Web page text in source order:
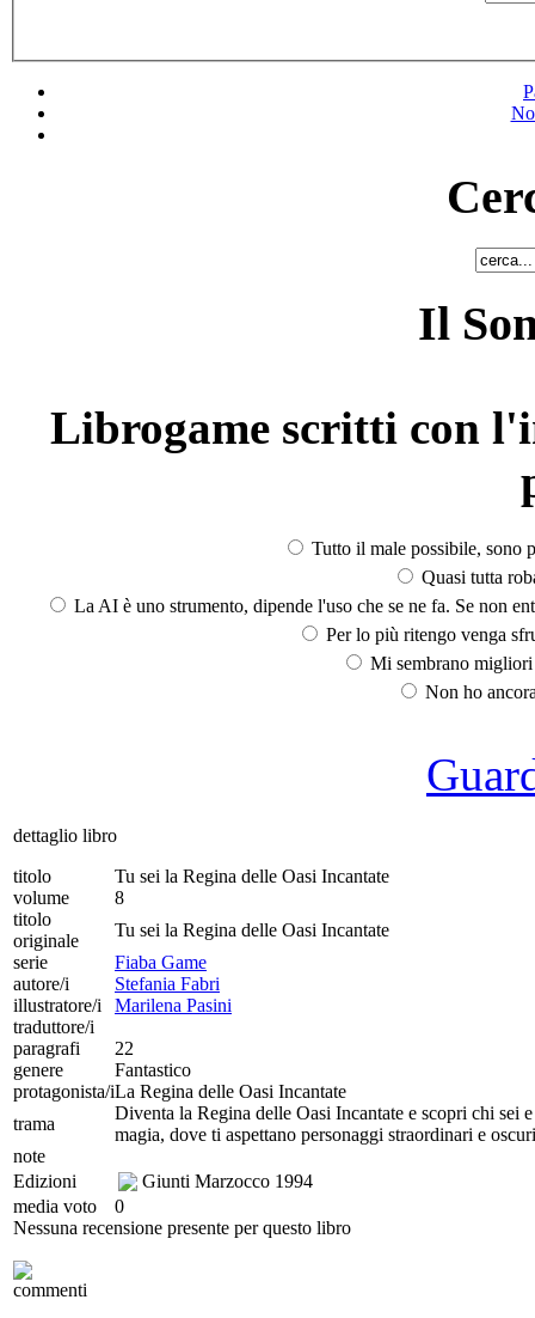
Il
Librogame scritti con
Tutto il male possibile, sono
Quasi tutta
La AI è uno strumento, dipende l'uso che se ne fa. Se non
Per lo più ritengo venga
Mi sembrano
Non ho
dettaglio libro
titolo
Tu sei la Regina delle Oasi Incantate
volume
8
titolo
originale
Tu sei la Regina delle Oasi Incantate
serie
Fiaba Game
autore/i
Stefania Fabri
illustratore/i
Marilena Pasini
traduttore/i
paragrafi
22
genere
Fantastico
protagonista/iLa Regina delle Oasi Incantate
trama
Diventa la Regina delle Oasi Incantate e scopri chi
magia, dove ti aspettano personaggi straordinari e
note
Edizioni
Giunti Marzocco 1994
media voto
0
Nessuna recensione presente per questo libro
commenti